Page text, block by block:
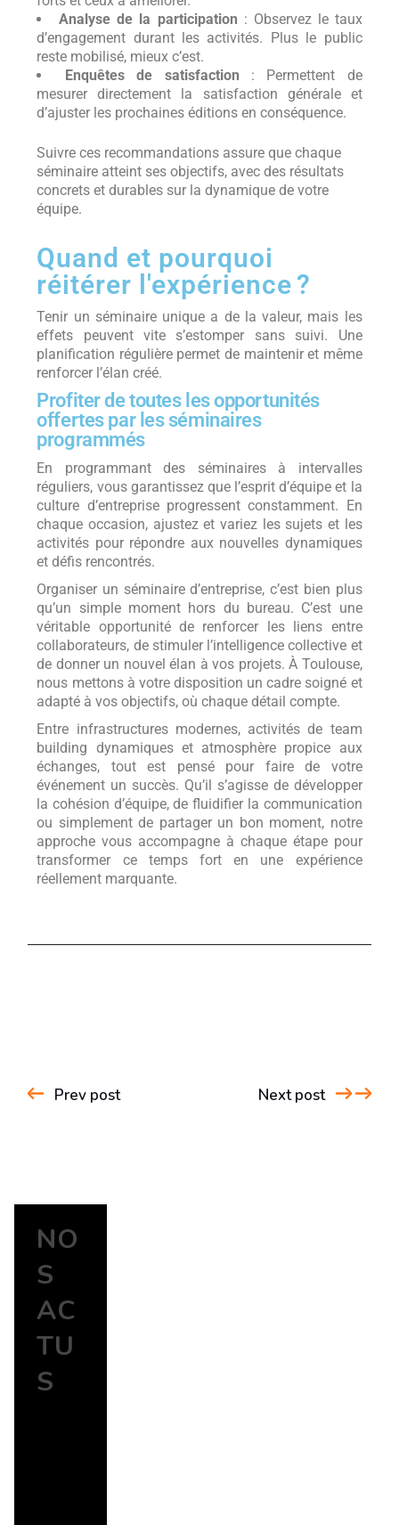
Analyse de la participation : Observez le taux
d’engagement durant les activités. Plus le public
reste mobilisé, mieux c’est.
Enquêtes de satisfaction : Permettent de
mesurer directement la satisfaction générale et
d’ajuster les prochaines éditions en conséquence.
Suivre ces recommandations assure que chaque
séminaire atteint ses objectifs, avec des résultats
concrets et durables sur la dynamique de votre
équipe.
Quand et pourquoi
réitérer l'expérience ?
Tenir un séminaire unique a de la valeur, mais les
effets peuvent vite s’estomper sans suivi. Une
planification régulière permet de maintenir et même
renforcer l’élan créé.
Profiter de toutes les opportunités
offertes par les séminaires
programmés
En programmant des séminaires à intervalles
réguliers, vous garantissez que l’esprit d’équipe et la
culture d’entreprise progressent constamment. En
chaque occasion, ajustez et variez les sujets et les
activités pour répondre aux nouvelles dynamiques
et défis rencontrés.
Organiser un séminaire d’entreprise, c’est bien plus
qu’un simple moment hors du bureau. C’est une
véritable opportunité de renforcer les liens entre
collaborateurs, de stimuler l’intelligence collective et
de donner un nouvel élan à vos projets. À Toulouse,
nous mettons à votre disposition un cadre soigné et
adapté à vos objectifs, où chaque détail compte.
Entre infrastructures modernes, activités de team
building dynamiques et atmosphère propice aux
échanges, tout est pensé pour faire de votre
événement un succès. Qu’il s’agisse de développer
la cohésion d’équipe, de fluidifier la communication
ou simplement de partager un bon moment, notre
approche vous accompagne à chaque étape pour
transformer ce temps fort en une expérience
réellement marquante.
Prev post Next post
NO
S
AC
TU
S